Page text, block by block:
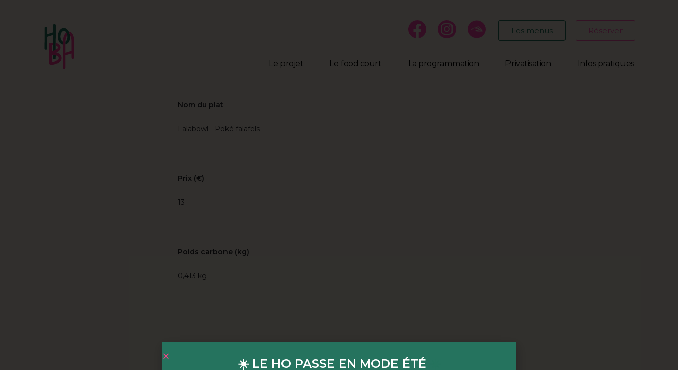
Les menus Réserver
Le projet Le food court La programmation Privatisation Infos pratiques
Nom du plat
Falabowl - Poké falafels
Prix (€)
13
Poids carbone (kg)
0,413 kg
☀️ LE HO PASSE EN MODE ÉTÉ